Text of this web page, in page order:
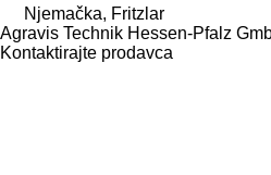
Njemačka, Fritzlar
Agravis Technik Hessen-Pfalz
Kontaktirajte prodavca